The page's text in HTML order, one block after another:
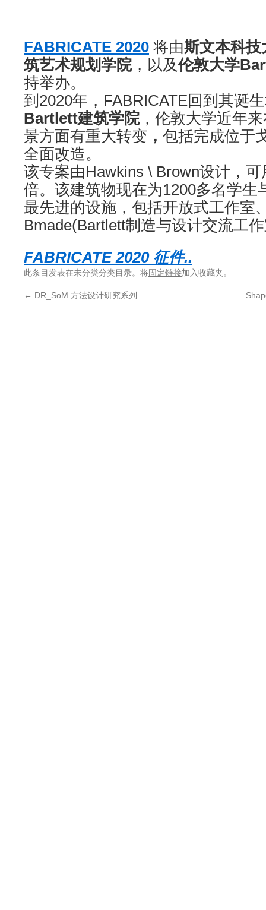
FABRICATE 2020 将由斯文本科技
筑艺术规划学院，以及伦敦大学
持举办。
到2020年，FABRICATE回到其诞
Bartlett建筑学院，伦敦大学近年
景方面有重大转变 ， 包括完成位于
全面改造。
该专案由Hawkins \ Brown设计，
倍。该建筑物现在为1200多名学生
最先进的设施，包括开放式工作室
Bmade(Bartlett制造与设计交流工
FABRICATE 2020 征件..
此条目发表在未分类分类目录。将固定链接加入收藏夹。
← DR_SoM 方法设计研究系列